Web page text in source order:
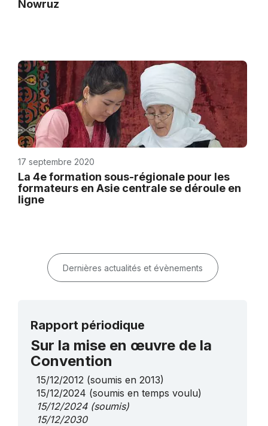
Nowruz
17 septembre 2020
La 4e formation sous-régionale pour les
formateurs en Asie centrale se déroule en
ligne
Dernières actualités et évènements
Rapport périodique
Sur la mise en œuvre de la
Convention
15/12/2012 (soumis en 2013)
15/12/2024 (soumis en temps voulu)
15/12/2024(soumis)
15/12/2030